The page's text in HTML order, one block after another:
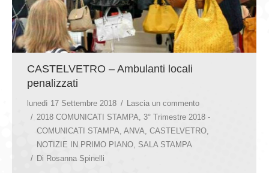
CASTELVETRO – Ambulanti locali
penalizzati
lunedì 17 Settembre 2018
Lascia un commento
2018 COMUNICATI STAMPA, 3° Trimestre 2018 -
COMUNICATI STAMPA, ANVA, CASTELVETRO,
NOTIZIE IN PRIMO PIANO, SALA STAMPA
Di Rosanna Spinelli